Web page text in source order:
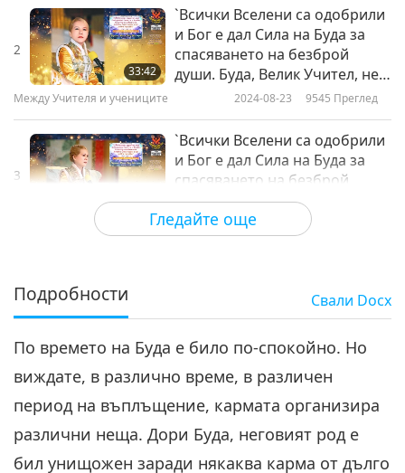
Гледайте още
2
33:42
`Всички Вселени са одобрили
и Бог е дал Сила на Буда за
спасяването на безброй
души. Буда, Велик Учител, не е
просто титла!`, част 2 от 10
Между Учителя и учениците 2024-08-23 9545 Преглед
3
`Всички Вселени са одобрили
и Бог е дал Сила на Буда за
спасяването на безброй
души. Буда, Велик Учител, не е
просто титла!`, част 3 от 10
Между Учителя и учениците 2024-08-24 8613
4
30:17
спасяването на безброй
души. Буда, Велик Учител, не е
просто титла!`, част 4 от 10
Между Учителя и учениците 2024-08-25 7413Преглед
29:04
`Всички Вселени са
одобрили и Бог е дал Сила
на Буда за спасяването на
Подробности Свали Docx
По времето на Буда е било по-спокойно. Но
виждате, в различно време, в различен
период на въплъщение, кармата организира
различни неща. Дори Буда, неговият род е
бил унищожен заради някаква карма от дълго